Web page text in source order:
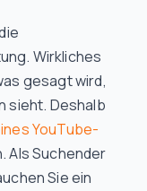
Wirkliches
gesagt wird,
sieht. Deshalb
YouTube-
Als Suchender
Sie ein